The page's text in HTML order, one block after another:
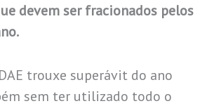
devem ser fracionados pelos
trouxe superávit do ano
sem ter utilizado todo o